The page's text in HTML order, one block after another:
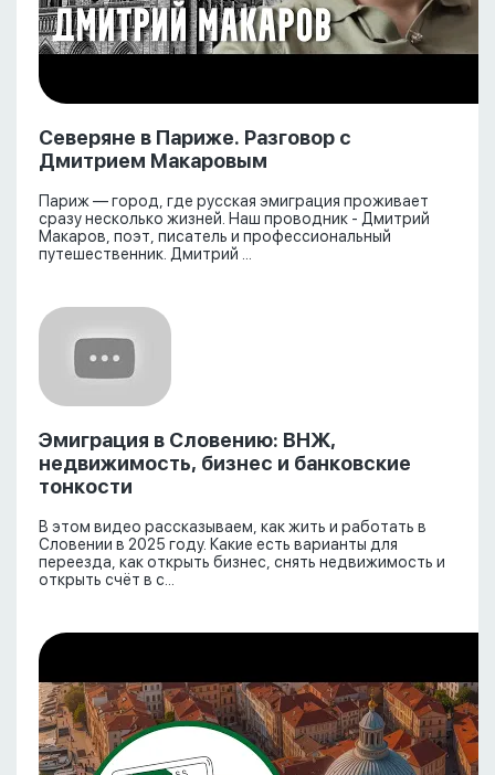
Северяне в Париже. Разговор с
Дмитрием Макаровым
Париж — город, где русская эмиграция проживает
сразу несколько жизней. Наш проводник - Дмитрий
Макаров, поэт, писатель и профессиональный
путешественник. Дмитрий ...
Эмиграция в Словению: ВНЖ,
недвижимость, бизнес и банковские
тонкости
В этом видео рассказываем, как жить и работать в
Словении в 2025 году. Какие есть варианты для
переезда, как открыть бизнес, снять недвижимость и
открыть счёт в с...